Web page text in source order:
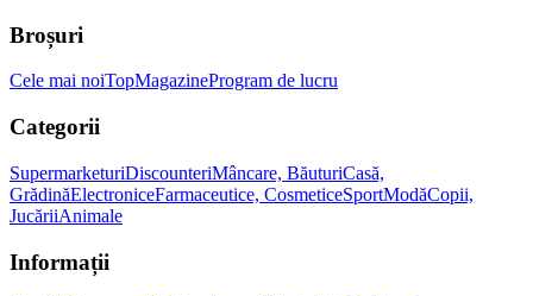
Broșuri
Cele mai noiTopMagazineProgram de lucru
Categorii
SupermarketuriDiscounteriMâncare, BăuturiCasă,
GrădinăElectroniceFarmaceutice, CosmeticeSportModăCopii,
JucăriiAnimale
Informații